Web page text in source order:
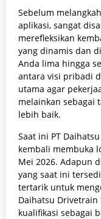
Sebelum
aplikasi, sangat
merefleksikan
yang dinamis dan
Anda lima hingga
antara visi pribadi
utama agar
melainkan sebagai
lebih baik.
Saat ini PT
kembali membuka
Mei 2026. Adapun
yang saat ini
tertarik untuk
Daihatsu
kualifikasi sebagai